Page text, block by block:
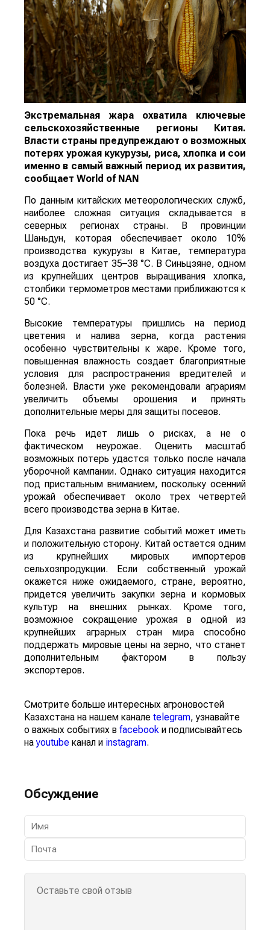
Экстремальная жара охватила ключевые
сельскохозяйственные регионы Китая.
Власти страны предупреждают о возможных
потерях урожая кукурузы, риса, хлопка и сои
именно в самый важный период их развития,
сообщает World of NAN
По данным китайских метеорологических служб,
наиболее сложная ситуация складывается в
северных регионах страны. В провинции
Шаньдун, которая обеспечивает около 10%
производства кукурузы в Китае, температура
воздуха достигает 35–38 °C. В Синьцзяне, одном
из крупнейших центров выращивания хлопка,
столбики термометров местами приближаются к
50 °C.
Высокие температуры пришлись на период
цветения и налива зерна, когда растения
особенно чувствительны к жаре. Кроме того,
повышенная влажность создает благоприятные
условия для распространения вредителей и
болезней. Власти уже рекомендовали аграриям
увеличить объемы орошения и принять
дополнительные меры для защиты посевов.
Пока речь идет лишь о рисках, а не о
фактическом неурожае. Оценить масштаб
возможных потерь удастся только после начала
уборочной кампании. Однако ситуация находится
под пристальным вниманием, поскольку осенний
урожай обеспечивает около трех четвертей
всего производства зерна в Китае.
Для Казахстана развитие событий может иметь
и положительную сторону. Китай остается одним
из крупнейших мировых импортеров
сельхозпродукции. Если собственный урожай
окажется ниже ожидаемого, стране, вероятно,
придется увеличить закупки зерна и кормовых
культур на внешних рынках. Кроме того,
возможное сокращение урожая в одной из
крупнейших аграрных стран мира способно
поддержать мировые цены на зерно, что станет
дополнительным фактором в пользу
экспортеров.
Смотрите больше интересных агроновостей
Казахстана на нашем канале telegram, узнавайте
о важных событиях в facebook и подписывайтесь
наyoutube канал и instagram.
Обсуждение